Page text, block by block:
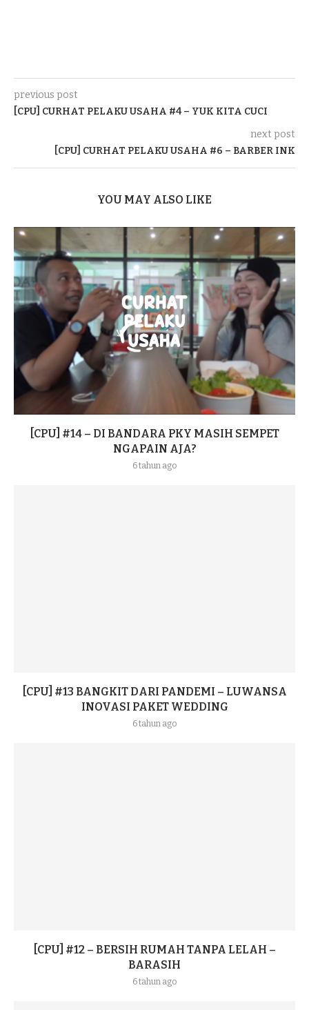
previous post
[CPU] CURHAT PELAKU USAHA #4 – YUK KITA CUCI
next post
[CPU] CURHAT PELAKU USAHA #6 – BARBER INK
YOU MAY ALSO LIKE
[CPU] #14 – DI BANDARA PKY MASIH SEMPET
NGAPAIN AJA?
6 tahun ago
[CPU] #13 BANGKIT DARI PANDEMI – LUWANSA
INOVASI PAKET WEDDING
6 tahun ago
[CPU] #12 – BERSIH RUMAH TANPA LELAH –
BARASIH
6 tahun ago